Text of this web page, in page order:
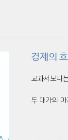
경제의
교과서보다
두 대가의 마